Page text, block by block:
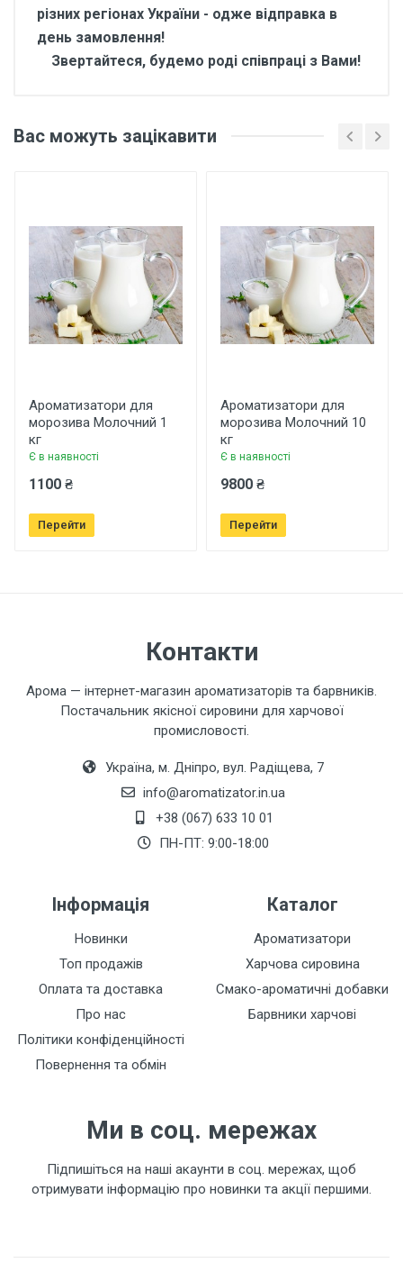
різних регіонах України - одже відправка в
день замовлення!
Звертайтеся, будемо роді співпраці з Вами!
Бренд
Арома
Країна виробник
Україна
морозива Вершки 1 кг
Написати відгук
Рейтинг
Ваше ім'я
Залишити відгук
Вас можуть зацікавити
Ароматизатори для
морозива Молочний 1
кг
Є в наявності
1100 ₴
Перейти
Ароматизатори для
морозива Молочний 10
кг
Є в наявності
9800 ₴
Перейти
Контакти
Арома — інтернет-магазин ароматизаторів та барвників.
Постачальник якісної сировини для харчової
промисловості.
Україна, м. Дніпро, вул. Радіщева, 7
info@aromatizator.in.ua
+38 (067) 633 10 01
ПН-ПТ: 9:00-18:00
Інформація
Новинки
Топ продажів
Оплата та доставка
Про нас
Політики конфіденційності
Повернення та обмін
Каталог
Ароматизатори
Харчова сировина
Смако-ароматичні добавки
Барвники харчові
Ми в соц. мережах
Підпишіться на наші акаунти в соц. мережах, щоб
отримувати інформацію про новинки та акції першими.